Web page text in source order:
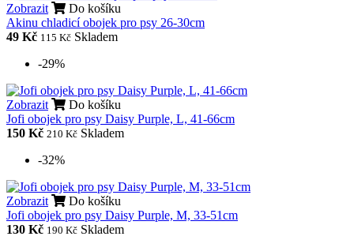
Zobrazit
Do košíku
Akinu chladicí obojek pro psy 26-30cm
49 Kč 115 Kč Skladem
-29%
Zobrazit
Do košíku
Jofi obojek pro psy Daisy Purple, L, 41-66cm
150 Kč 210 Kč Skladem
-32%
Zobrazit
Do košíku
Jofi obojek pro psy Daisy Purple, M, 33-51cm
130 Kč 190 Kč Skladem